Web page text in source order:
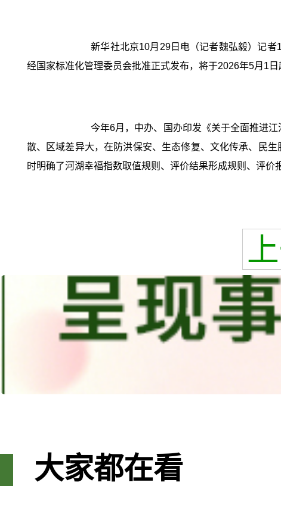
新华社北京10月29日电（记者魏弘毅）记
经国家标准化管理委员会批准正式发布，将于2026年5月1
今年6月，中办、国办印发《关于全面推进
散、区域差异大，在防洪保安、生态修复、文化传承、民
时明确了河湖幸福指数取值规则、评价结果形成规则、评
大家都在看